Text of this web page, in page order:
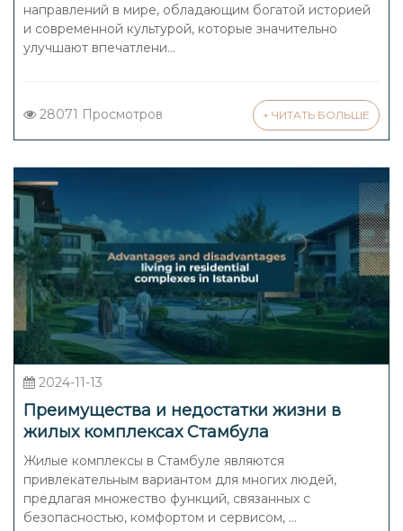
направлений в мире, обладающим богатой историей
и современной культурой, которые значительно
улучшают впечатлени...
28071 Просмотров + ЧИТАТЬ БОЛЬШЕ
2024-11-13
Преимущества и недостатки жизни в
жилых комплексах Стамбула
Жилые комплексы в Стамбуле являются
привлекательным вариантом для многих людей,
предлагая множество функций, связанных с
безопасностью, комфортом и сервисом, ...